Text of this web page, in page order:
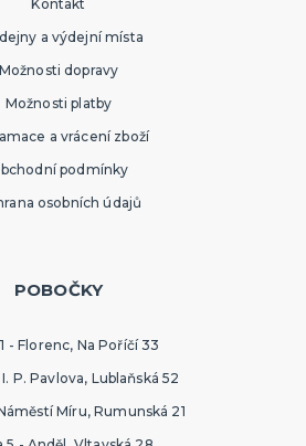
Kontakt
a výdejní místa
Možnosti dopravy
Možnosti platby
a vrácení zboží
podmínky
osobních údajů
POBOČKY
- Florenc, Na Poříčí 33
P. Pavlova, Lublaňská 52
Míru, Rumunská 21